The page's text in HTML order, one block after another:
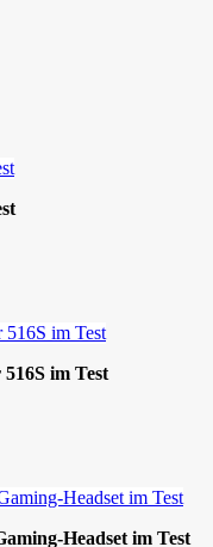
im Test
Headset im Test